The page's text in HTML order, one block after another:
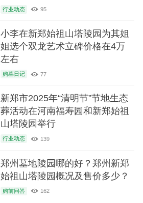
行业动态 95
小李在新郑始祖山塔陵园为其姐
姐选个双龙艺术立碑价格在4万
左右
购墓日记 77
新郑市2025年“清明节”节地生态
葬活动在河南福寿园和新郑始祖
山塔陵园举行
行业动态 139
郑州墓地陵园哪的好？郑州新郑
始祖山塔陵园概况及售价多少？
购前问答 162